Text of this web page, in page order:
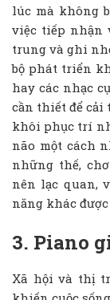
lúc mà không
việc tiếp nhận
trung và ghi
bộ phát triển
hay các nhạc
cần thiết để cải
khôi phục trí
não một cách
những thế,
nên lạc quan,
năng khác
3. Piano
Xã hội và thị